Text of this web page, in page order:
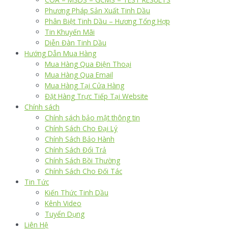
Phương Pháp Sản Xuất Tinh Dầu
Phân Biệt Tinh Dầu – Hương Tổng Hợp
Tin Khuyến Mãi
Diễn Đàn Tinh Dầu
Hướng Dẫn Mua Hàng
Mua Hàng Qua Điện Thoại
Mua Hàng Qua Email
Mua Hàng Tại Cửa Hàng
Đặt Hàng Trực Tiếp Tại Website
Chính sách
Chính sách bảo mật thông tin
Chính Sách Cho Đại Lý
Chính Sách Bảo Hành
Chính Sách Đổi Trả
Chính Sách Bồi Thường
Chính Sách Cho Đối Tác
Tin Tức
Kiến Thức Tinh Dầu
Kênh Video
Tuyển Dụng
Liên Hệ